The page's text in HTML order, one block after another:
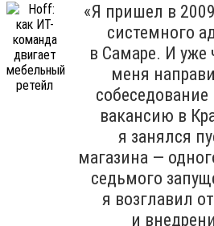
«Я пришел в
системного
в Самаре. И уже
меня
вакансию в
я занялся
магазина —
седьмого
я возглавил
и